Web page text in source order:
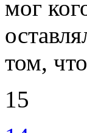
мог
том,
15